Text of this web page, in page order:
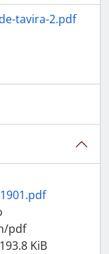
tavira-2.pdf
pdf
193.8 KiB